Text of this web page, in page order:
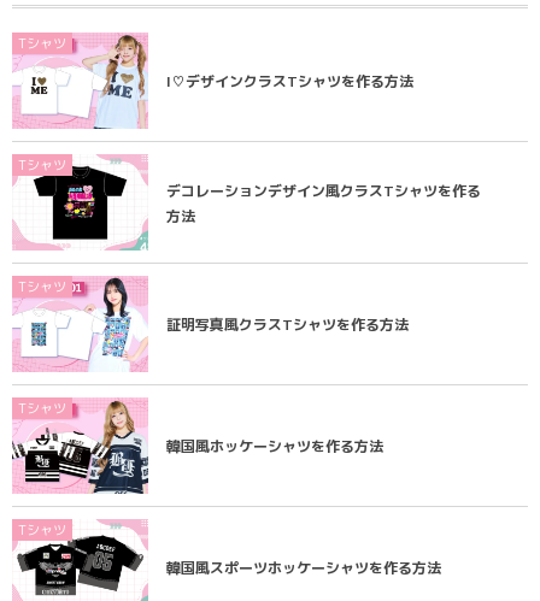
Tシャツ
I♡デザインクラスTシャツを作る方法
Tシャツ
デコレーションデザイン風クラスTシャツを作る
方法
Tシャツ
証明写真風クラスTシャツを作る方法
Tシャツ
韓国風ホッケーシャツを作る方法
Tシャツ
韓国風スポーツホッケーシャツを作る方法